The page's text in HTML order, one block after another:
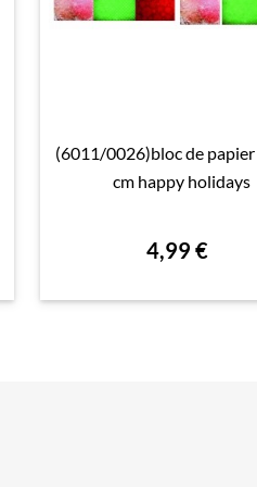
 Aperçu rapide
(6011/0026)bloc de
cm happy holidays
4,99 €